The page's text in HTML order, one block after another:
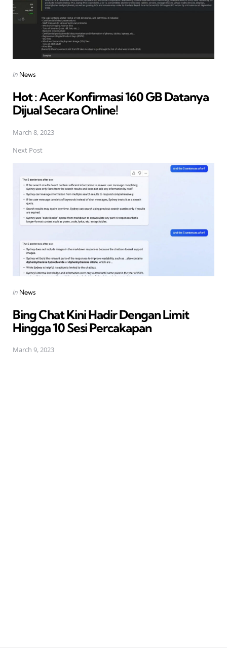
Posted
in News
Hot : Acer Konfirmasi 160 GB Datanya
Dijual Secara Online!
March 8, 2023
Next Post
Posted
in News
Bing Chat Kini Hadir Dengan Limit
Hingga 10 Sesi Percakapan
March 9, 2023